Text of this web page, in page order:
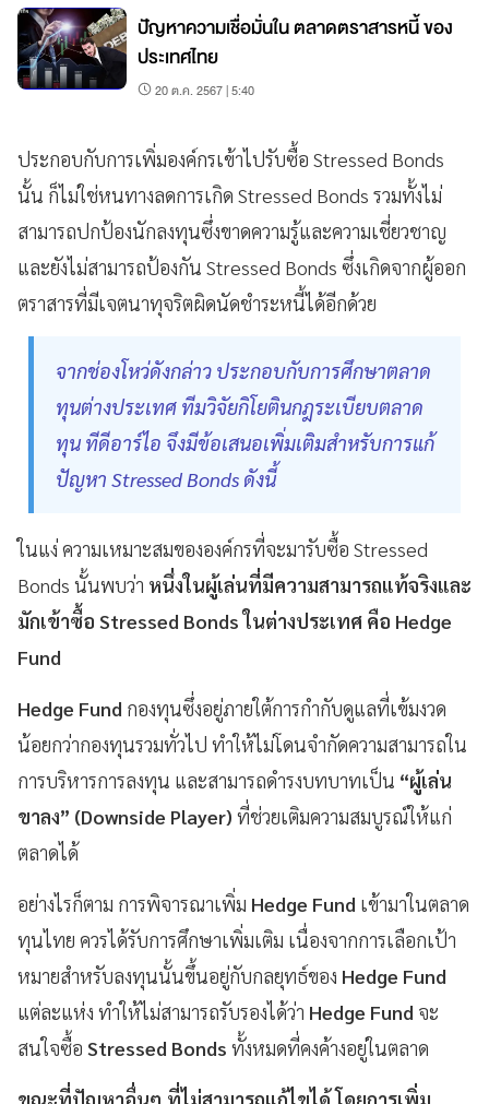
ปัญหาความเชื่อมั่นใน ตลาดตราสารหนี้ ของ
ประเทศไทย
20 ต.ค. 2567 | 5:40
ประกอบกับการเพิ่มองค์กรเข้าไปรับซื้อ Stressed Bonds
นั้น ก็ไม่ใช่หนทางลดการเกิด Stressed Bonds รวมทั้งไม่
สามารถปกป้องนักลงทุนซึ่งขาดความรู้และความเชี่ยวชาญ
และยังไม่สามารถป้องกัน Stressed Bonds ซึ่งเกิดจากผู้ออก
ตราสารที่มีเจตนาทุจริตผิดนัดชำระหนี้ได้อีกด้วย
จากช่องโหว่ดังกล่าว ประกอบกับการศึกษาตลาด
ทุนต่างประเทศ ทีมวิจัยกิโยตินกฎระเบียบตลาด
ทุน ทีดีอาร์ไอ จึงมีข้อเสนอเพิ่มเติมสำหรับการแก้
ปัญหา Stressed Bonds ดังนี้
ในแง่ ความเหมาะสมขององค์กรที่จะมารับซื้อ Stressed
Bonds นั้นพบว่า หนึ่งในผู้เล่นที่มีความสามารถแท้จริงและ
มักเข้าซื้อ Stressed Bonds ในต่างประเทศ คือ Hedge
Fund
Hedge Fund กองทุนซึ่งอยู่ภายใต้การกำกับดูแลที่เข้มงวด
น้อยกว่ากองทุนรวมทั่วไป ทำให้ไม่โดนจำกัดความสามารถใน
การบริหารการลงทุน และสามารถดำรงบทบาทเป็น “ผู้เล่น
ขาลง” (Downside Player) ที่ช่วยเติมความสมบูรณ์ให้แก่
ตลาดได้
อย่างไรก็ตาม การพิจารณาเพิ่ม Hedge Fund เข้ามาในตลาด
ทุนไทย ควรได้รับการศึกษาเพิ่มเติม เนื่องจากการเลือกเป้า
หมายสำหรับลงทุนนั้นขึ้นอยู่กับกลยุทธ์ของ Hedge Fund
แต่ละแห่ง ทำให้ไม่สามารถรับรองได้ว่า Hedge Fund จะ
สนใจซื้อ Stressed Bonds ทั้งหมดที่คงค้างอยู่ในตลาด
ขณะที่ปัญหาอื่นๆ ที่ไม่สามารถแก้ไขได้ โดยการเพิ่ม